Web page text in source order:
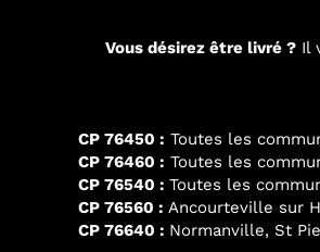
Vous désirez être livré ? Il
CP 76450 : Toutes les
CP 76460 : Toutes les
CP 76540 : Toutes les
CP 76560 : Ancourteville sur
CP 76640 : Normanville, St